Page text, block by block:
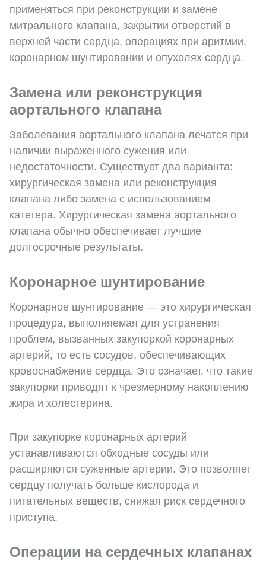
применяться при реконструкции и замене
митрального клапана, закрытии отверстий в
верхней части сердца, операциях при аритмии,
коронарном шунтировании и опухолях сердца.
Замена или реконструкция
аортального клапана
Заболевания аортального клапана лечатся при
наличии выраженного сужения или
недостаточности. Существует два варианта:
хирургическая замена или реконструкция
клапана либо замена с использованием
катетера. Хирургическая замена аортального
клапана обычно обеспечивает лучшие
долгосрочные результаты.
Коронарное шунтирование
Коронарное шунтирование — это хирургическая
процедура, выполняемая для устранения
проблем, вызванных закупоркой коронарных
артерий, то есть сосудов, обеспечивающих
кровоснабжение сердца. Это означает, что такие
закупорки приводят к чрезмерному накоплению
жира и холестерина.
При закупорке коронарных артерий
устанавливаются обходные сосуды или
расширяются суженные артерии. Это позволяет
сердцу получать больше кислорода и
питательных веществ, снижая риск сердечного
приступа.
Операции на сердечных клапанах